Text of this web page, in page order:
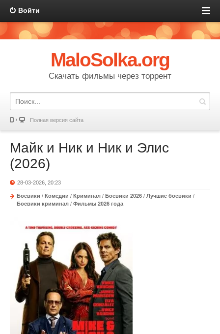
Войти
MaloSolka.org
Скачать фильмы через торрент
Полная версия сайта
Майк и Ник и Ник и Элис
(2026)
28-03-2026, 20:23
Боевики / Комедии / Криминал / Боевики 2026 / Лучшие боевики /
Боевики криминал / Фильмы 2026 года